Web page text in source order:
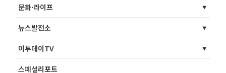
문화·라이프
뉴스발전소
이투데이TV
스페셜리포트